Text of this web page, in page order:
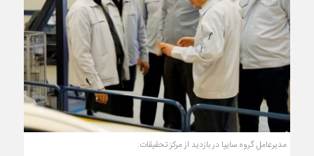
مدیرعامل گروه سایپا در بازدید از مرکز تحقیقات: